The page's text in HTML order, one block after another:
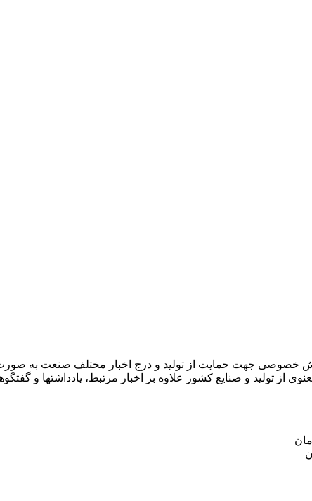
خصوصی جهت حمایت از تولید و درج اخبار مختلف صنعت به
از تولید و صنایع کشور علاوه بر اخبار مرتبط، یادداشتها و